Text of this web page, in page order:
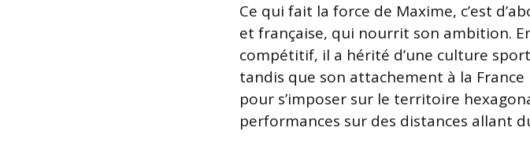
Ce qui fait la force de Maxime, c’est
et française, qui nourrit son ambition.
compétitif, il a hérité d’une culture
tandis que son attachement à la
pour s’imposer sur le territoire
performances sur des distances allant